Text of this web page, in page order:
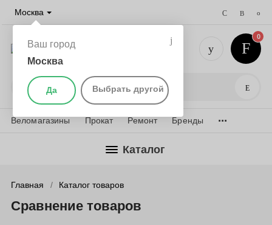
Москва
Ваш город
Москва
Да Выбрать другой Поиск
+7 (495)
0
Веломагазины Прокат Ремонт Бренды ...
Каталог
Главная Каталог товаров
Сравнение товаров